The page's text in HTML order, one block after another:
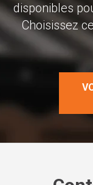
disponibles
Choisissez